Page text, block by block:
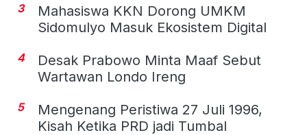
3
Mahasiswa KKN Dorong UMKM
Sidomulyo Masuk Ekosistem Digital
4
Desak Prabowo Minta Maaf Sebut
Wartawan Londo Ireng
5
Mengenang Peristiwa 27 Juli 1996,
Kisah Ketika PRD jadi Tumbal